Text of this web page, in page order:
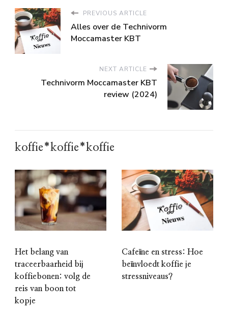
PREVIOUS ARTICLE
Alles over de Technivorm
Moccamaster KBT
NEXT ARTICLE
Technivorm Moccamaster KBT
review (2024)
koffie*koffie*koffie
Het belang van
traceerbaarheid bij
koffiebonen: volg de
reis van boon tot
kopje
Cafeïne en stress: Hoe
beïnvloedt koffie je
stressniveaus?